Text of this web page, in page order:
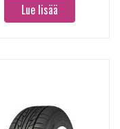
Lue lisää